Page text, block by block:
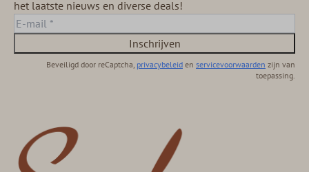
het laatste nieuws en diverse deals!
Inschrijven
Beveiligd door reCaptcha, privacybeleid en servicevoorwaarden zijn van
toepassing.